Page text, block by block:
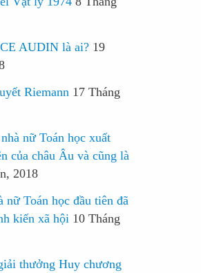
AUDIN là ai? 19
Riemann 17 Tháng
nữ Toán học xuất
của châu Âu và cũng là
2018
nữ Toán học đầu tiên đã
kiến xã hội 10 Tháng
thưởng Huy chương